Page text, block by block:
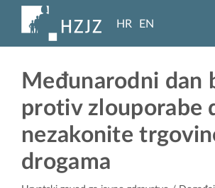
HR EN
Međunarodni dan
protiv zlouporabe
nezakonite
drogama